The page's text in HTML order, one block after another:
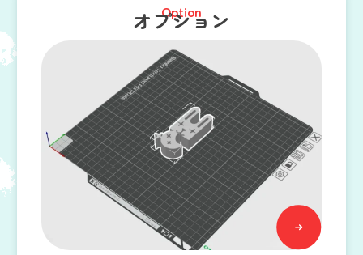
Option
オプション